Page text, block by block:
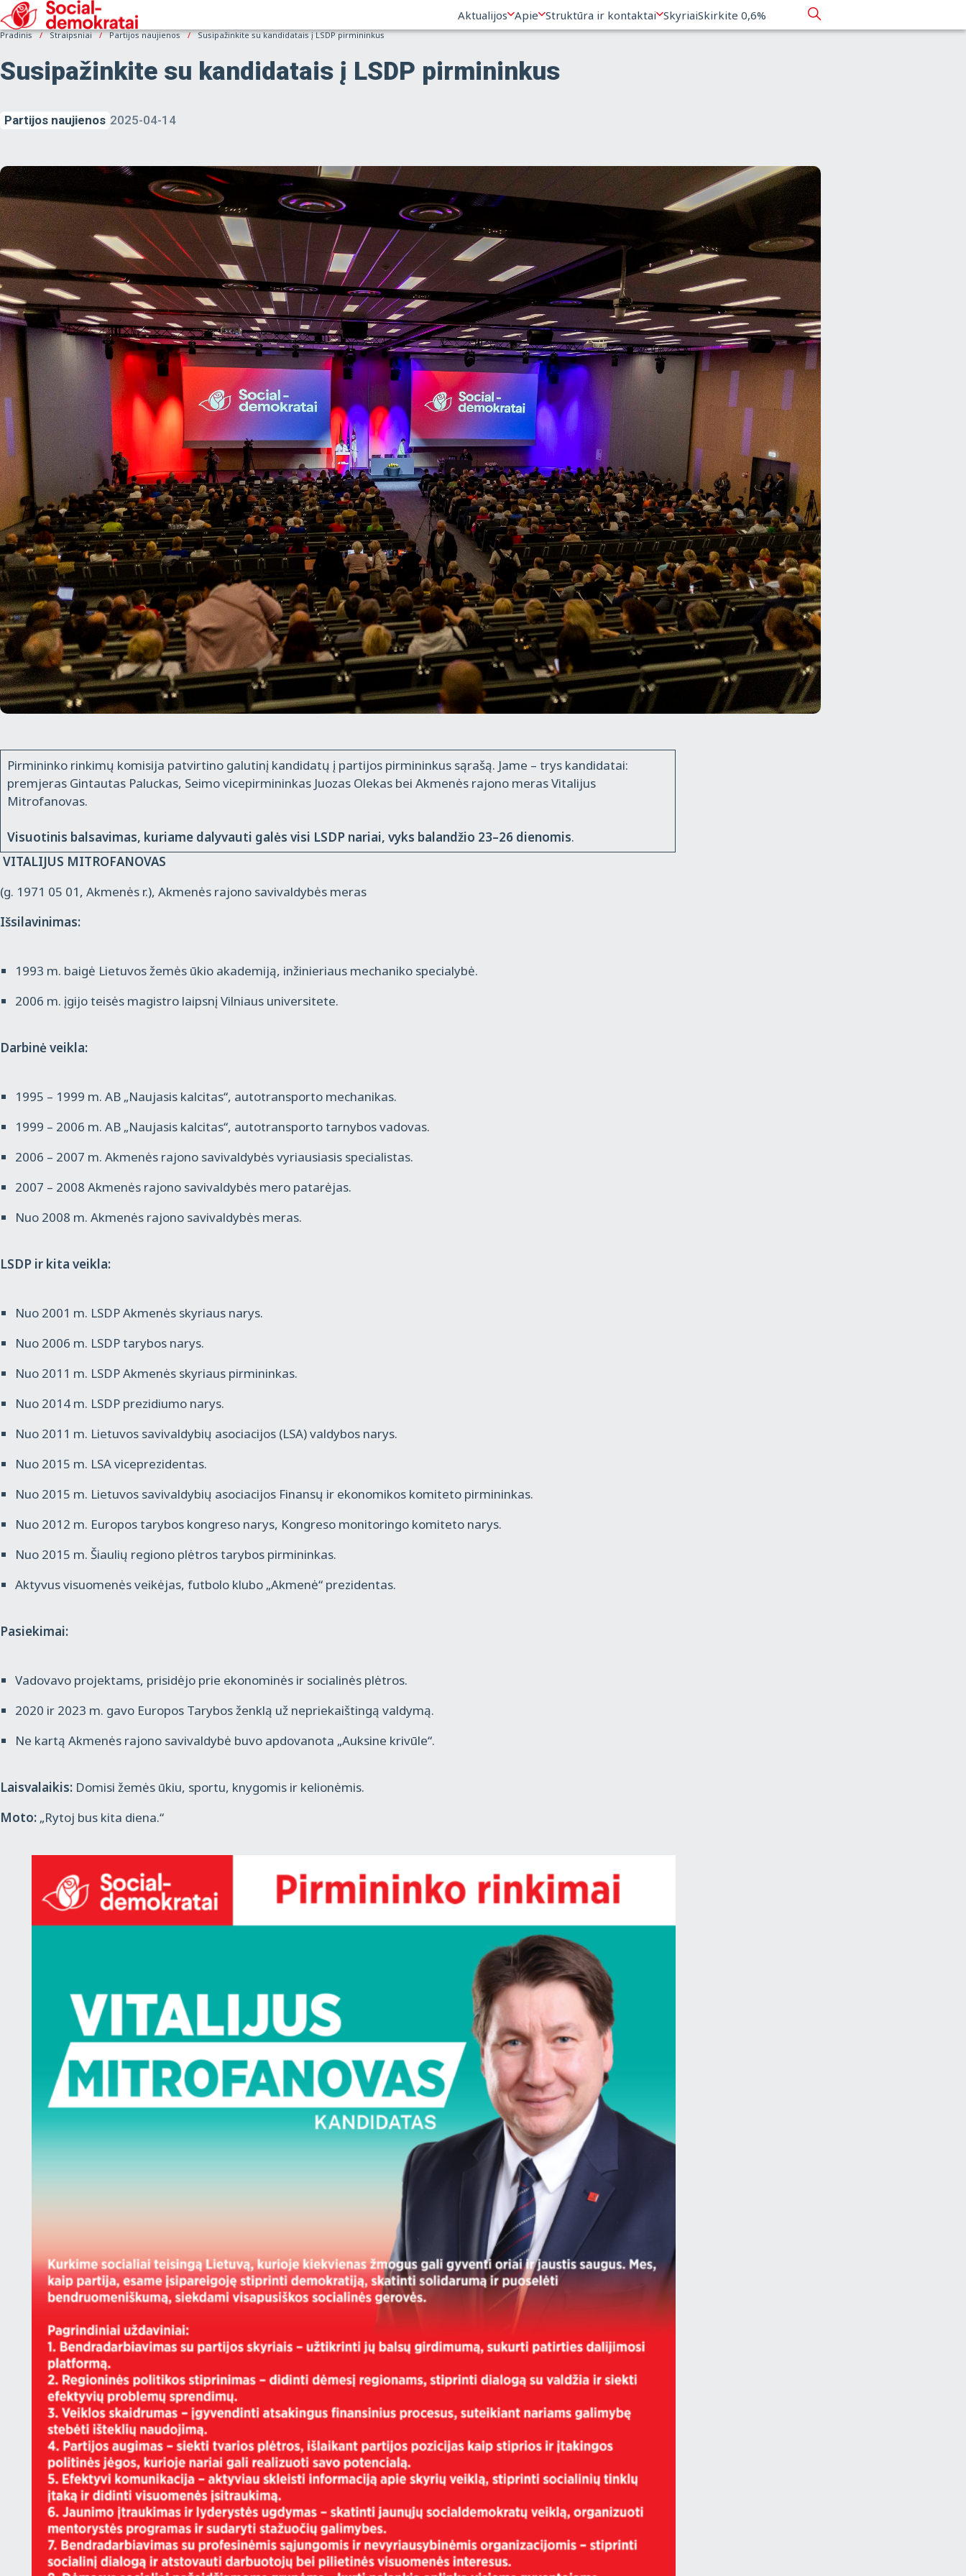
Aktualijos Apie Struktūra ir kontaktai SkyriaiSkirkite 0,6%
Pradinis Straipsniai Partijos naujienos Susipažinkite su kandidatais į LSDP pirmininkus
Susipažinkite su kandidatais į LSDP pirmininkus
Partijos naujienos 2025-04-14
Pirmininko rinkimų komisija patvirtino galutinį kandidatų į partijos pirmininkus sąrašą. Jame – trys kandidatai:
premjeras Gintautas Paluckas, Seimo vicepirmininkas Juozas Olekas bei Akmenės rajono meras Vitalijus
Mitrofanovas.
Visuotinis balsavimas, kuriame dalyvauti galės visi LSDP nariai, vyks balandžio 23–26 dienomis.
VITALIJUS MITROFANOVAS
(g. 1971 05 01, Akmenės r.), Akmenės rajono savivaldybės meras
Išsilavinimas:
1993 m. baigė Lietuvos žemės ūkio akademiją, inžinieriaus mechaniko specialybė.
2006 m. įgijo teisės magistro laipsnį Vilniaus universitete.
Darbinė veikla:
1995 – 1999 m. AB „Naujasis kalcitas“, autotransporto mechanikas.
1999 – 2006 m. AB „Naujasis kalcitas“, autotransporto tarnybos vadovas.
2006 – 2007 m. Akmenės rajono savivaldybės vyriausiasis specialistas.
2007 – 2008 Akmenės rajono savivaldybės mero patarėjas.
Nuo 2008 m. Akmenės rajono savivaldybės meras.
LSDP ir kita veikla:
Nuo 2001 m. LSDP Akmenės skyriaus narys.
Nuo 2006 m. LSDP tarybos narys.
Nuo 2011 m. LSDP Akmenės skyriaus pirmininkas.
Nuo 2014 m. LSDP prezidiumo narys.
Nuo 2011 m. Lietuvos savivaldybių asociacijos (LSA) valdybos narys.
Nuo 2015 m. LSA viceprezidentas.
Nuo 2015 m. Lietuvos savivaldybių asociacijos Finansų ir ekonomikos komiteto pirmininkas.
Nuo 2012 m. Europos tarybos kongreso narys, Kongreso monitoringo komiteto narys.
Nuo 2015 m. Šiaulių regiono plėtros tarybos pirmininkas.
Aktyvus visuomenės veikėjas, futbolo klubo „Akmenė“ prezidentas.
Pasiekimai:
Vadovavo projektams, prisidėjo prie ekonominės ir socialinės plėtros.
2020 ir 2023 m. gavo Europos Tarybos ženklą už nepriekaištingą valdymą.
Ne kartą Akmenės rajono savivaldybė buvo apdovanota „Auksine krivūle“.
Laisvalaikis: Domisi žemės ūkiu, sportu, knygomis ir kelionėmis.
Moto: „Rytoj bus kita diena.“